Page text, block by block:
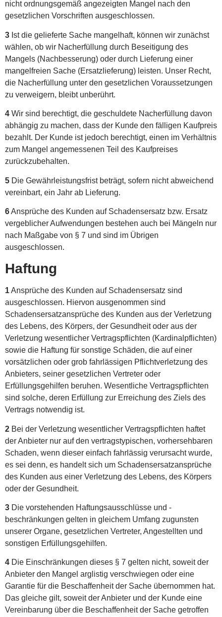
nicht ordnungsgemäß angezeigten Mangel nach den
gesetzlichen Vorschriften ausgeschlossen.
3 Ist die gelieferte Sache mangelhaft, können wir zunächst
wählen, ob wir Nacherfüllung durch Beseitigung des
Mangels (Nachbesserung) oder durch Lieferung einer
mangelfreien Sache (Ersatzlieferung) leisten. Unser Recht,
die Nacherfüllung unter den gesetzlichen Voraussetzungen
zu verweigern, bleibt unberührt.
4 Wir sind berechtigt, die geschuldete Nacherfüllung davon
abhängig zu machen, dass der Kunde den fälligen Kaufpreis
bezahlt. Der Kunde ist jedoch berechtigt, einen im Verhältnis
zum Mangel angemessenen Teil des Kaufpreises
zurückzubehalten.
5 Die Gewährleistungsfrist beträgt, sofern nicht abweichend
vereinbart, ein Jahr ab Lieferung.
6Ansprüche des Kunden auf Schadensersatz bzw. Ersatz
vergeblicher Aufwendungen bestehen auch bei Mängeln nur
nach Maßgabe von § 7 und sind im Übrigen
ausgeschlossen.
Haftung
1Ansprüche des Kunden auf Schadensersatz sind
ausgeschlossen. Hiervon ausgenommen sind
Schadensersatzansprüche des Kunden aus der Verletzung
des Lebens, des Körpers, der Gesundheit oder aus der
Verletzung wesentlicher Vertragspflichten (Kardinalpflichten)
sowie die Haftung für sonstige Schäden, die auf einer
vorsätzlichen oder grob fahrlässigen Pflichtverletzung des
Anbieters, seiner gesetzlichen Vertreter oder
Erfüllungsgehilfen beruhen. Wesentliche Vertragspflichten
sind solche, deren Erfüllung zur Erreichung des Ziels des
Vertrags notwendig ist.
2 Bei der Verletzung wesentlicher Vertragspflichten haftet
der Anbieter nur auf den vertragstypischen, vorhersehbaren
Schaden, wenn dieser einfach fahrlässig verursacht wurde,
es sei denn, es handelt sich um Schadensersatzansprüche
des Kunden aus einer Verletzung des Lebens, des Körpers
oder der Gesundheit.
3 Die vorstehenden Haftungsausschlüsse und -
beschränkungen gelten in gleichem Umfang zugunsten
unserer Organe, gesetzlichen Vertreter, Angestellten und
sonstigen Erfüllungsgehilfen.
4 Die Einschränkungen dieses § 7 gelten nicht, soweit der
Anbieter den Mangel arglistig verschwiegen oder eine
Garantie für die Beschaffenheit der Sache übernommen hat.
Das gleiche gilt, soweit der Anbieter und der Kunde eine
Vereinbarung über die Beschaffenheit der Sache getroffen